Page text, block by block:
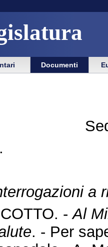
Documenti
a
-Al
. - Per